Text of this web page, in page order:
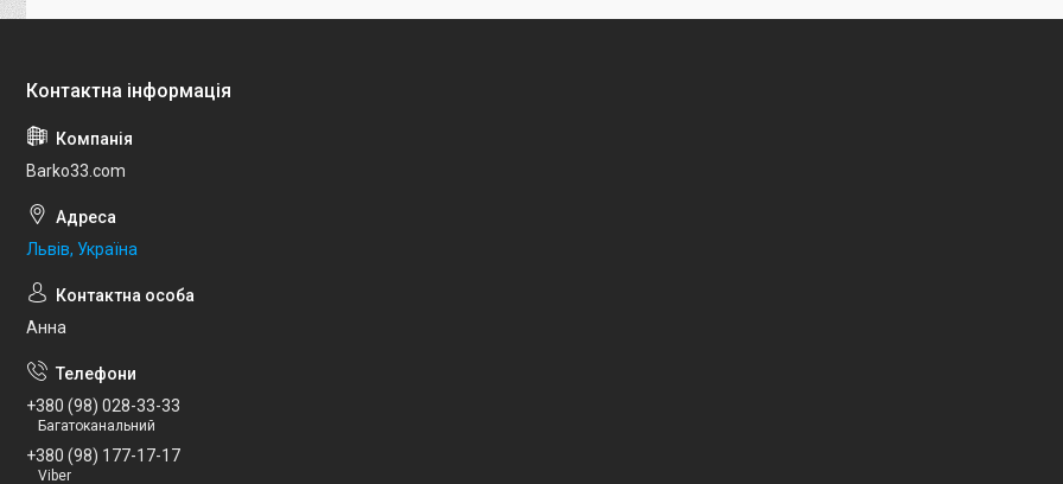
Barko33.com
Львів, Україна
Анна
+380 (98) 028-33-33
Багатоканальний
+380 (98) 177-17-17
Viber